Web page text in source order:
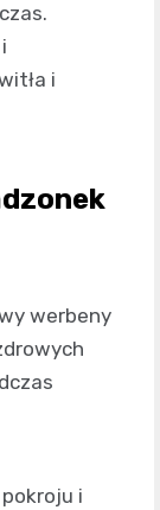
i
werbeny
i